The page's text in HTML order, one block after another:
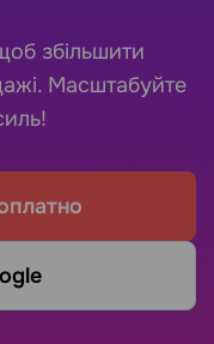
збільшити
Масштабуйте